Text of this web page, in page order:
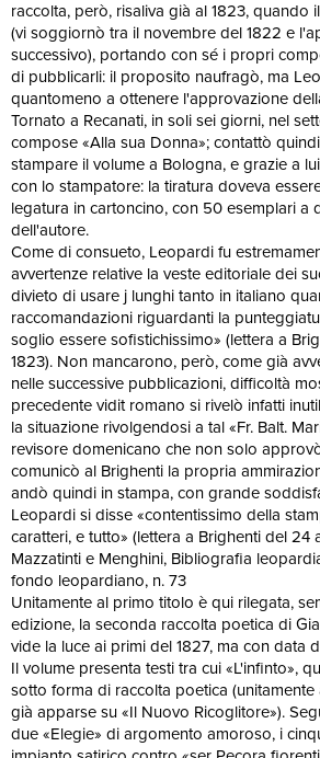
raccolta, però, risaliva già al 1823, quando
(vi soggiornò tra il novembre del 1822 e
successivo), portando con sé i propri
di pubblicarli: il proposito naufragò, ma
quantomeno a ottenere l'approvazione
Tornato a Recanati, in soli sei giorni, nel
compose «Alla sua Donna»; contattò
stampare il volume a Bologna, e grazie a
con lo stampatore: la tiratura doveva
legatura in cartoncino, con 50 esemplari a
dell'autore.
Come di consueto, Leopardi fu
avvertenze relative la veste editoriale dei
divieto di usare j lunghi tanto in italiano
raccomandazioni riguardanti la
soglio essere sofistichissimo» (lettera a
1823). Non mancarono, però, come già
nelle successive pubblicazioni, difficoltà
precedente vidit romano si rivelò infatti
la situazione rivolgendosi a tal «Fr. Balt.
revisore domenicano che non solo
comunicò al Brighenti la propria
andò quindi in stampa, con grande
Leopardi si disse «contentissimo della
caratteri, e tutto» (lettera a Brighenti del 24
Mazzatinti e Menghini, Bibliografia
fondo leopardiano, n. 73
Unitamente al primo titolo è qui rilegata,
edizione, la seconda raccolta poetica di
vide la luce ai primi del 1827, ma con data
Il volume presenta testi tra cui «L'infinto»,
sotto forma di raccolta poetica
già apparse su «Il Nuovo Ricoglitore»).
due «Elegie» di argomento amoroso, i